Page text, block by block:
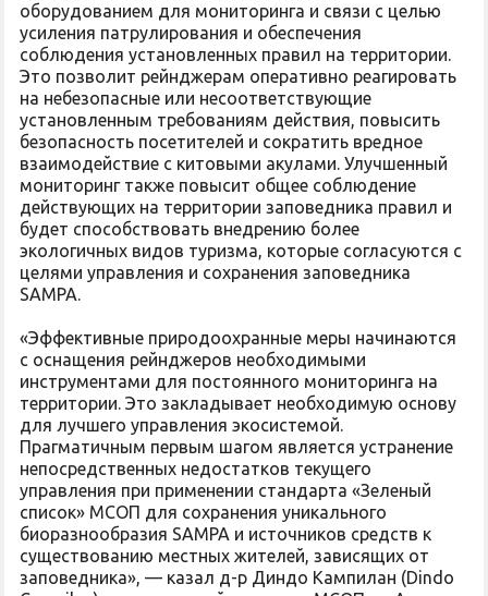
оборудованием для мониторинга и связи с целью
усиления патрулирования и обеспечения
соблюдения установленных правил на территории.
Это позволит рейнджерам оперативно реагировать
на небезопасные или несоответствующие
установленным требованиям действия, повысить
безопасность посетителей и сократить вредное
взаимодействие с китовыми акулами. Улучшенный
мониторинг также повысит общее соблюдение
действующих на территории заповедника правил и
будет способствовать внедрению более
экологичных видов туризма, которые согласуются с
целями управления и сохранения заповедника
SAMPA.
«Эффективные природоохранные меры начинаются
с оснащения рейнджеров необходимыми
инструментами для постоянного мониторинга на
территории. Это закладывает необходимую основу
для лучшего управления экосистемой.
Прагматичным первым шагом является устранение
непосредственных недостатков текущего
управления при применении стандарта «Зеленый
список» МСОП для сохранения уникального
биоразнообразия SAMPA и источников средств к
существованию местных жителей, зависящих от
заповедника», — казал д-р Диндо Кампилан (Dindo